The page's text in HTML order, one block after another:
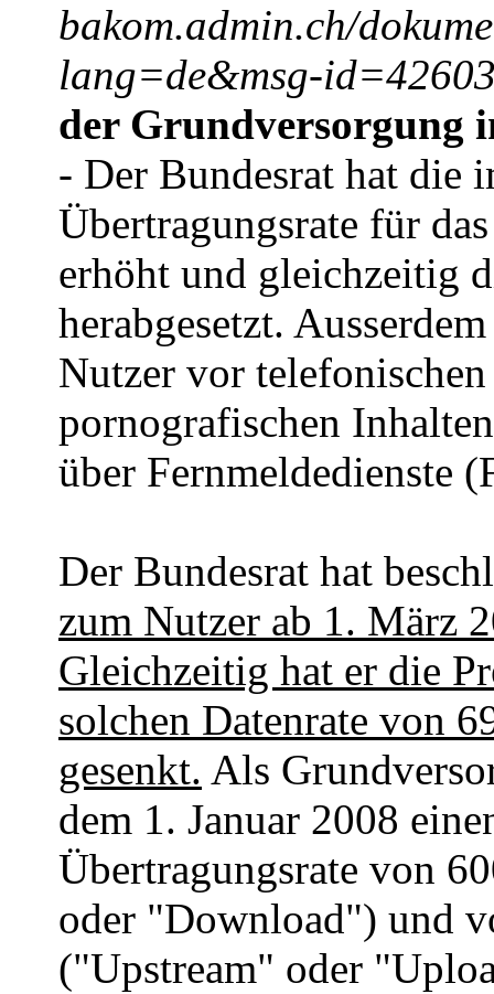
bakom.admin.ch/
lang=de&msg-
der Grundversorgung
- Der Bundesrat hat die
Übertragungsrate für
erhöht und gleichzeitig
herabgesetzt.
Nutzer vor
pornografischen
über Fernmeldedienste
Der Bundesrat hat
zum Nutzer ab 1. März
Gleichzeitig hat er die
solchen Datenrate von
gesenkt. Als
dem 1. Januar 2008
Übertragungsrate von
oder "Download") und
("Upstream" oder